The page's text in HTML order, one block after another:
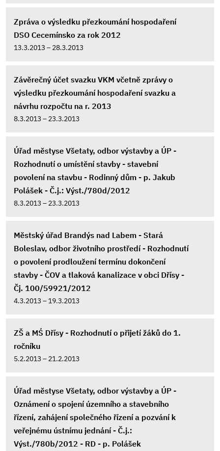
Zpráva o výsledku přezkoumání hospodaření
DSO Cecemínsko za rok 2012
13.3.2013 – 28.3.2013
Závěrečný účet svazku VKM včetně zprávy o
výsledku přezkoumání hospodaření svazku a
návrhu rozpočtu na r. 2013
8.3.2013 – 23.3.2013
Úřad městyse Všetaty, odbor výstavby a ÚP -
Rozhodnutí o umístění stavby - stavební
povolení na stavbu - Rodinný dům - p. Jakub
Polášek - Č.j.: Výst./780d/2012
8.3.2013 – 23.3.2013
Městský úřad Brandýs nad Labem - Stará
Boleslav, odbor životního prostředí - Rozhodnutí
o povolení prodloužení termínu dokončení
stavby - ČOV a tlaková kanalizace v obci Dřísy -
Čj. 100/59921/2012
4.3.2013 – 19.3.2013
ZŠ a MŚ Dřísy - Rozhodnutí o přijetí žáků do 1.
ročníku
5.2.2013 – 21.2.2013
Úřad městyse Všetaty, odbor výstavby a ÚP -
Oznámení o spojení územního a stavebního
řízení, zahájení společného řízení a pozvání k
veřejnému ústnímu jednání - Č.j.:
Výst./780b/2012 - RD - p. Polášek